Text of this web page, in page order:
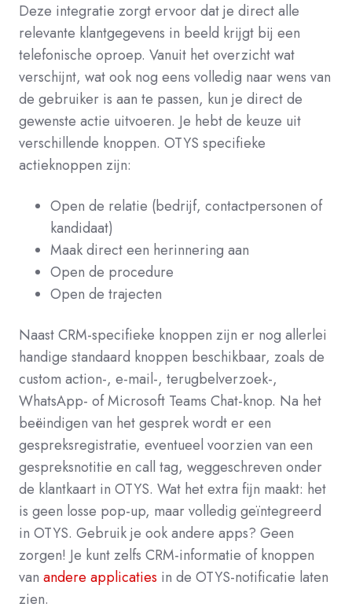
Deze integratie zorgt ervoor dat je direct alle
relevante klantgegevens in beeld krijgt bij een
telefonische oproep. Vanuit het overzicht wat
verschijnt, wat ook nog eens volledig naar wens van
de gebruiker is aan te passen, kun je direct de
gewenste actie uitvoeren. Je hebt de keuze uit
verschillende knoppen. OTYS specifieke
actieknoppen zijn:
Open de relatie (bedrijf, contactpersonen of
kandidaat)
Maak direct een herinnering aan
Open de procedure
Open de trajecten
Naast CRM-specifieke knoppen zijn er nog allerlei
handige standaard knoppen beschikbaar, zoals de
custom action-, e-mail-, terugbelverzoek-,
WhatsApp- of Microsoft Teams Chat-knop. Na het
beëindigen van het gesprek wordt er een
gespreksregistratie, eventueel voorzien van een
gespreksnotitie en call tag, weggeschreven onder
de klantkaart in OTYS. Wat het extra fijn maakt: het
is geen losse pop-up, maar volledig geïntegreerd
in OTYS. Gebruik je ook andere apps? Geen
zorgen! Je kunt zelfs CRM-informatie of knoppen
van andere applicaties in de OTYS-notificatie laten
zien.